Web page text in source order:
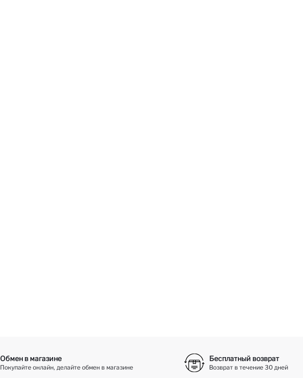
Обмен в магазине
Покупайте онлайн, делайте обмен в магазине
Бесплатный возврат
Возврат в течение 30 дней